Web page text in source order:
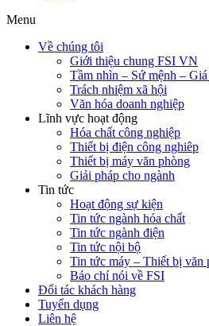
Menu
Về chúng tôi
Giới thiệu chung FSI VN
Tầm nhìn – Sứ mệnh –
Trách nhiệm xã hội
Văn hóa doanh nghiệp
Lĩnh vực hoạt động
Hóa chất công nghiệp
Thiết bị điện công nghiêp
Thiết bị máy văn phòng
Giải pháp cho ngành
Tin tức
Hoạt động sự kiện
Tin tức ngành hóa chất
Tin tức ngành điện
Tin tức nội bộ
Tin tức máy – Thiết bị văn
Báo chí nói về FSI
Đối tác khách hàng
Tuyển dụng
Liên hệ